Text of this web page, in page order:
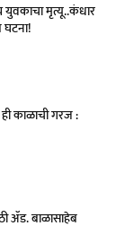
युवकाचा मृत्यू..कंधार
घटना!
काळाची गरज :
ॲड. बाळासाहेब